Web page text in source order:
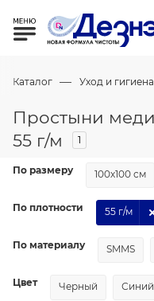
Каталог — Уход и гигиена
Простыни
55 г/м
1
По размеру 100х100 см
По плотности 55 г/м
По материалу SMMS
Цвет Черный Синий